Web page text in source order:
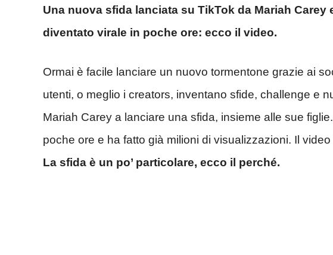
Una nuova sfida lanciata su TikTok da Mariah Carey
diventato virale in poche ore: ecco il video.
Ormai è facile lanciare un nuovo tormentone grazie ai
utenti, o meglio i creators, inventano sfide, challenge e
Mariah Carey a lanciare una sfida, insieme alle sue
poche ore e ha fatto già milioni di visualizzazioni. Il
La sfida è un po’ particolare, ecco il perché.